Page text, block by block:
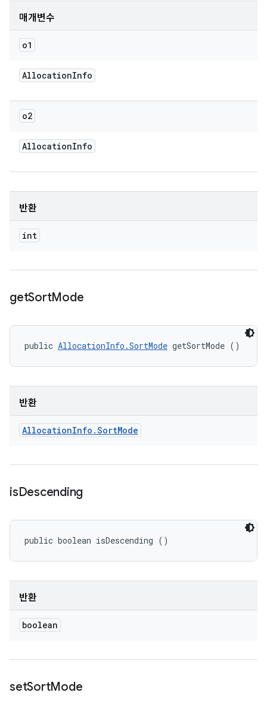
매개변수
o1
AllocationInfo
o2
AllocationInfo
반환
int
getSortMode
public AllocationInfo.SortMode getSortMode ()
반환
AllocationInfo .SortMode
isDescending
public boolean isDescending ()
반환
boolean
setSortMode